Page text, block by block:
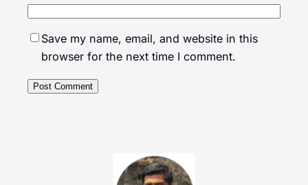
Save my name, email, and website in this
browser for the next time I comment.